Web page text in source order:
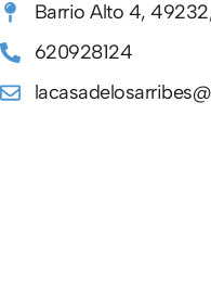
Barrio Alto 4,
620928124